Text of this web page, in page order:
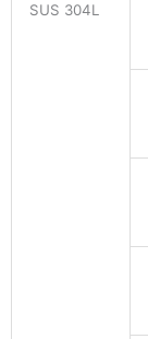
SUS 304L